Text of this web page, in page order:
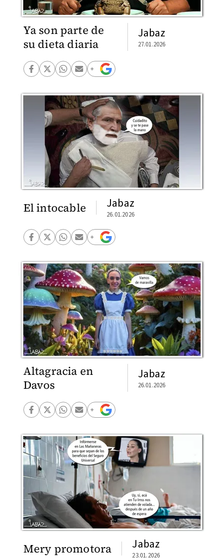
Ya son parte de
su dieta diaria
Jabaz
27.01.2026
El intocable Jabaz
26.01.2026
Altagracia en
Davos
Jabaz
26.01.2026
Mery promotora Jabaz
23.01.2026